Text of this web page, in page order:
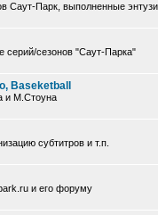
Саут-Парк, выполненные
серий/сезонов "Саут-Парка"
Baseketball
и М.Стоуна
субтитров и т.п.
и его форуму